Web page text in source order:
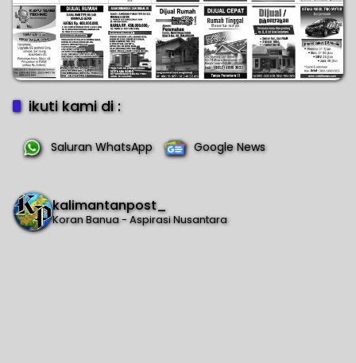
ikuti kami di :
Saluran WhatsApp Google News
kalimantanpost_
Koran Banua - Aspirasi Nusantara